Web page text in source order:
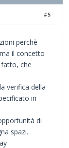
#5
perchè
il concetto
che
verifica della
in
di
spazi.